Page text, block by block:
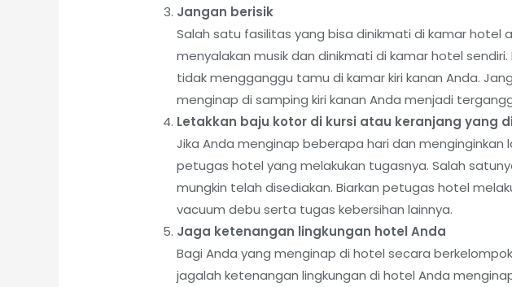
Jangan berisik
Salah satu fasilitas yang bisa dinikmati di kamar
menyalakan musik dan dinikmati di kamar hotel
tidak mengganggu tamu di kamar kiri kanan Anda.
menginap di samping kiri kanan Anda menjadi
Letakkan baju kotor di kursi atau keranjang yang
Jika Anda menginap beberapa hari dan
petugas hotel yang melakukan tugasnya. Salah
mungkin telah disediakan. Biarkan petugas hotel
vacuum debu serta tugas kebersihan lainnya.
Jaga ketenangan lingkungan hotel Anda
Bagi Anda yang menginap di hotel secara
jagalah ketenangan lingkungan di hotel Anda